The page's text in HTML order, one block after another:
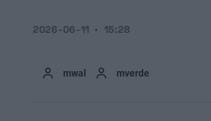
mwal mverde
2026-06-11 15:28